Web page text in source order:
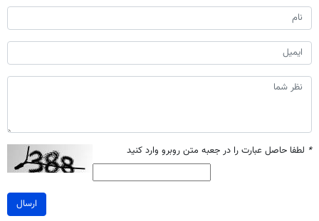
* لطفا حاصل عبارت را در جعبه متن روبرو وارد کنید
ارسال